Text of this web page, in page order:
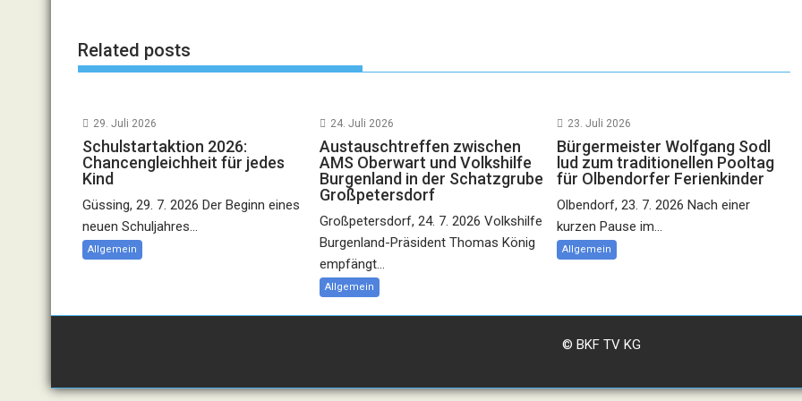
Related posts
29. Juli 2026
Schulstartaktion 2026:
Chancengleichheit für jedes
Kind
Güssing, 29. 7. 2026 Der Beginn eines
neuen Schuljahres...
Allgemein
24. Juli 2026
Austauschtreffen zwischen
AMS Oberwart und Volkshilfe
Burgenland in der Schatzgrube
Großpetersdorf
Großpetersdorf, 24. 7. 2026 Volkshilfe
Burgenland-Präsident Thomas König
empfängt...
Allgemein
23. Juli 2026
Bürgermeister Wolfgang Sodl
lud zum traditionellen Pooltag
für Olbendorfer Ferienkinder
Olbendorf, 23. 7. 2026 Nach einer
kurzen Pause im...
Allgemein
© BKF TV KG